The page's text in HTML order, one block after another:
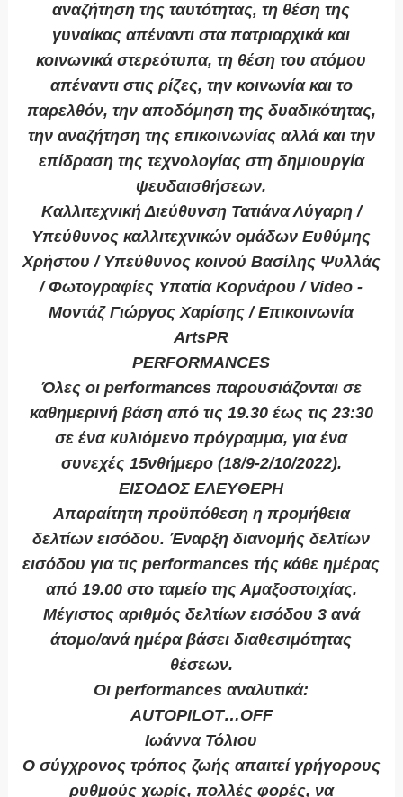
αναζήτηση της ταυτότητας, τη θέση της
γυναίκας απέναντι στα πατριαρχικά και
κοινωνικά στερεότυπα, τη θέση του ατόμου
απέναντι στις ρίζες, την κοινωνία και το
παρελθόν, την αποδόμηση της δυαδικότητας,
την αναζήτηση της επικοινωνίας αλλά και την
επίδραση της τεχνολογίας στη δημιουργία
ψευδαισθήσεων.
Καλλιτεχνική Διεύθυνση Τατιάνα Λύγαρη /
Υπεύθυνος καλλιτεχνικών ομάδων Ευθύμης
Χρήστου / Υπεύθυνος κοινού Βασίλης Ψυλλάς
/ Φωτογραφίες Υπατία Κορνάρου / Video -
Μοντάζ Γιώργος Χαρίσης / Επικοινωνία
ArtsPR
PERFORMANCES
Όλες οι performances παρουσιάζονται σε
καθημερινή βάση από τις 19.30 έως τις 23:30
σε ένα κυλιόμενο πρόγραμμα, για ένα
συνεχές 15νθήμερο (18/9-2/10/2022).
ΕΙΣΟΔΟΣ ΕΛΕΥΘΕΡΗ
Απαραίτητη προϋπόθεση η προμήθεια
δελτίων εισόδου. Έναρξη διανομής δελτίων
εισόδου για τις performances τής κάθε ημέρας
από 19.00 στο ταμείο της Αμαξοστοιχίας.
Μέγιστος αριθμός δελτίων εισόδου 3 ανά
άτομο/ανά ημέρα βάσει διαθεσιμότητας
θέσεων.
Οι performances αναλυτικά:
AUTOPILOT…OFF
Ιωάννα Τόλιου
Ο σύγχρονος τρόπος ζωής απαιτεί γρήγορους
ρυθμούς χωρίς, πολλές φορές, να